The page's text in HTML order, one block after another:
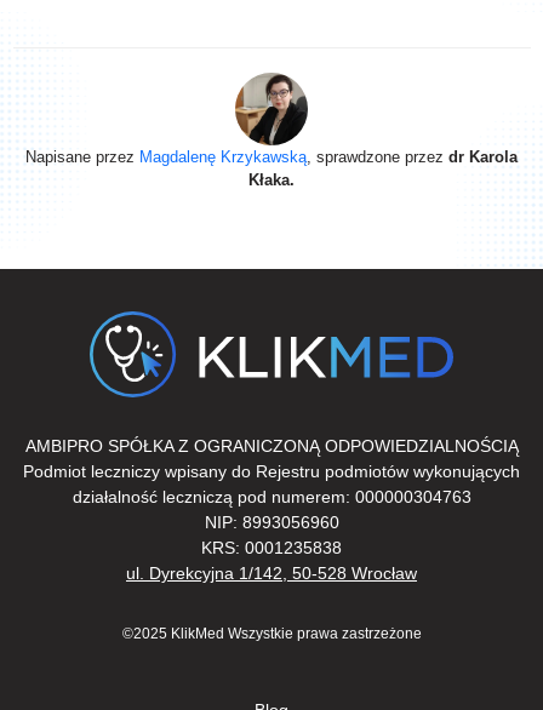
Napisane przez Magdalenę Krzykawską, sprawdzone przez dr Karola
Kłaka.
AMBIPRO SPÓŁKA Z OGRANICZONĄ ODPOWIEDZIALNOŚCIĄ
Podmiot leczniczy wpisany do Rejestru podmiotów wykonujących
działalność leczniczą pod numerem: 000000304763
NIP: 8993056960
KRS: 0001235838
ul. Dyrekcyjna 1/142, 50-528 Wrocław
©2025 KlikMed Wszystkie prawa zastrzeżone